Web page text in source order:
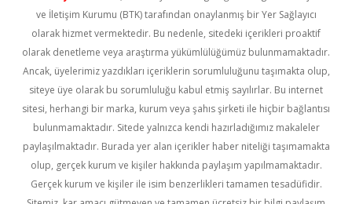
ve İletişim Kurumu (BTK) tarafından onaylanmış bir Yer Sağlayıcı
olarak hizmet vermektedir. Bu nedenle, sitedeki içerikleri proaktif
olarak denetleme veya araştırma yükümlülüğümüz bulunmamaktadır.
Ancak, üyelerimiz yazdıkları içeriklerin sorumluluğunu taşımakta olup,
siteye üye olarak bu sorumluluğu kabul etmiş sayılırlar. Bu internet
sitesi, herhangi bir marka, kurum veya şahıs şirketi ile hiçbir bağlantısı
bulunmamaktadır. Sitede yalnızca kendi hazırladığımız makaleler
paylaşılmaktadır. Burada yer alan içerikler haber niteliği taşımamakta
olup, gerçek kurum ve kişiler hakkında paylaşım yapılmamaktadır.
Gerçek kurum ve kişiler ile isim benzerlikleri tamamen tesadüfidir.